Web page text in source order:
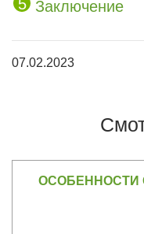
Заключение
07.02.2023
ОСОБЕННОСТИ